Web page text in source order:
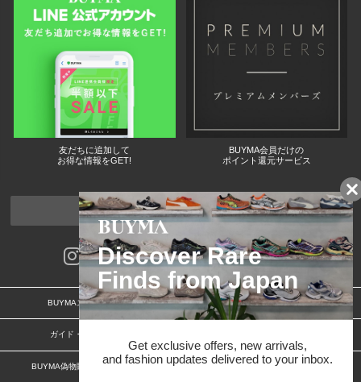
友だちに追加して
お得な情報をGET!
BUYMA会員だけの
ポイント還元サービス
ページトップへ
BUYMAスタートガイド 安心への取り組み
ガイド・お問い合わせ
BUYMA偽物販売防止の取り組み BUYMA CARD